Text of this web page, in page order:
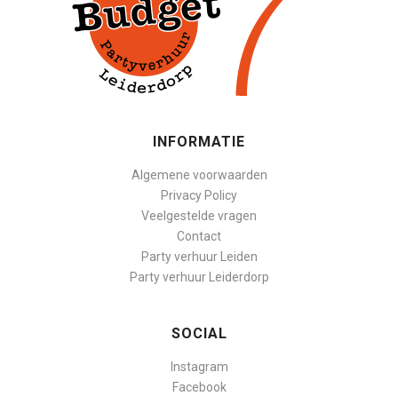
INFORMATIE
Algemene voorwaarden
Privacy Policy
Veelgestelde vragen
Contact
Party verhuur Leiden
Party verhuur Leiderdorp
SOCIAL
Instagram
Facebook